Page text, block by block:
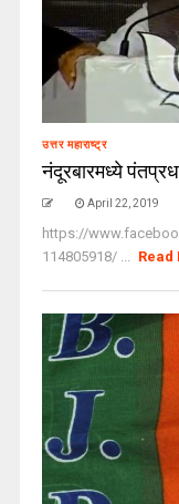
उत्तर महाराष्ट्र
नंदूरबारमध्ये
April 22, 2019
https://
114805918/ ... Read